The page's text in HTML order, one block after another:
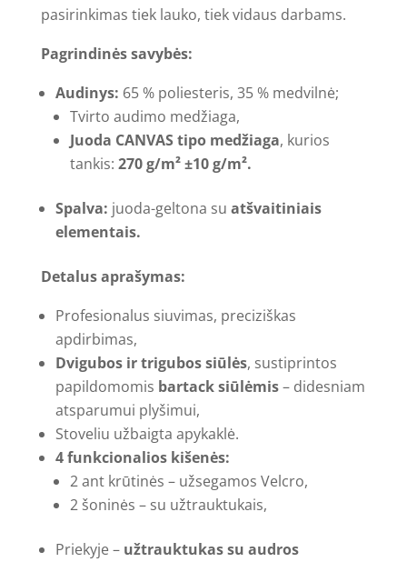
pasirinkimas tiek lauko, tiek vidaus darbams.
Pagrindinės savybės:
Audinys: 65 % poliesteris, 35 % medvilnė;
Tvirto audimo medžiaga,
Juoda CANVAS tipo medžiaga, kurios
tankis: 270 g/m² ±10 g/m².
Spalva: juoda-geltona su atšvaitiniais
elementais.
Detalus aprašymas:
Profesionalus siuvimas, preciziškas
apdirbimas,
Dvigubos ir trigubos siūlės, sustiprintos
papildomomis bartack siūlėmis– didesniam
atsparumui plyšimui,
Stoveliu užbaigta apykaklė.
4 funkcionalios kišenės:
2 ant krūtinės – užsegamos Velcro,
2 šoninės – su užtrauktukais,
Priekyje – užtrauktukas su audros